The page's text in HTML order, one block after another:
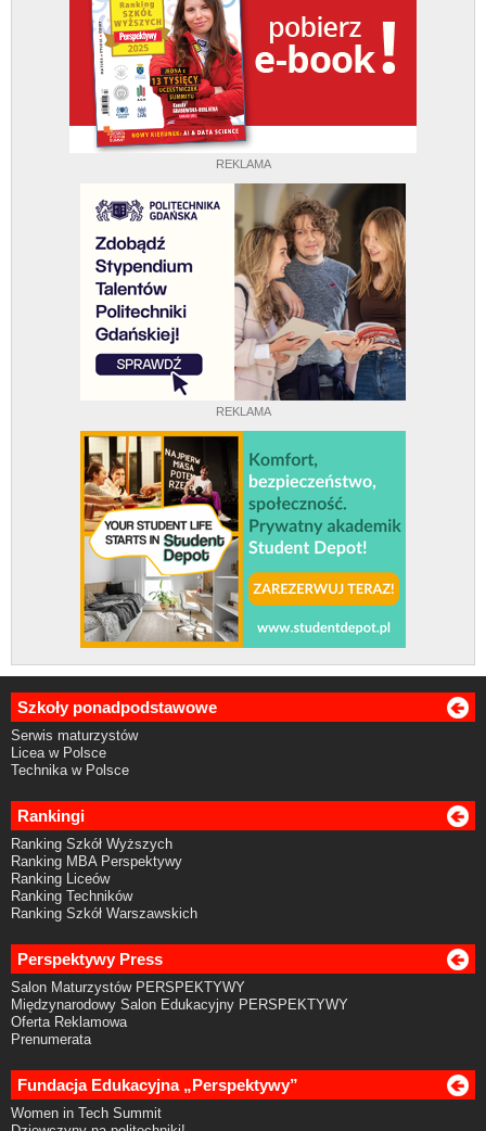
REKLAMA
REKLAMA
Szkoły ponadpodstawowe
Serwis maturzystów
Licea w Polsce
Technika w Polsce
Rankingi
Ranking Szkół Wyższych
Ranking MBA Perspektywy
Ranking Liceów
Ranking Techników
Ranking Szkół Warszawskich
Perspektywy Press
Salon Maturzystów PERSPEKTYWY
Międzynarodowy Salon Edukacyjny PERSPEKTYWY
Oferta Reklamowa
Prenumerata
Fundacja Edukacyjna „Perspektywy”
Women in Tech Summit